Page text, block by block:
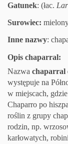
Gatunek: (łac.
Surowiec:
Inne nazwy:
Opis chaparral:
Nazwa chaparral
występuje na
w miejscach,
Chaparro po
roślin z grupy
rodzin, np.
karłowatych,